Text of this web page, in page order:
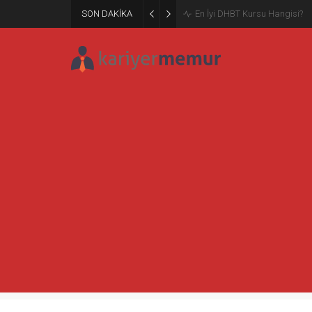
SON DAKİKA Burcular Pen — Sakarya’da